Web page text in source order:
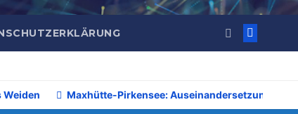
Weiden Maxhütte-Pirkensee: Auseinandersetzung